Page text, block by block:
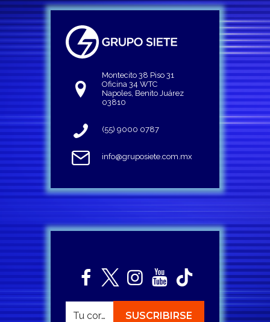
Montecito 38 Piso 31
Oficina 34 WTC
Napoles, Benito Juárez
03810
(55) 9000 0787
info@gruposiete.com.mx